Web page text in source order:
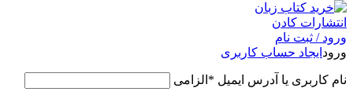
ورود / ثبت نام
ورود ایجاد حساب کاربری
نام کاربری یا آدرس ایمیل * الزامی